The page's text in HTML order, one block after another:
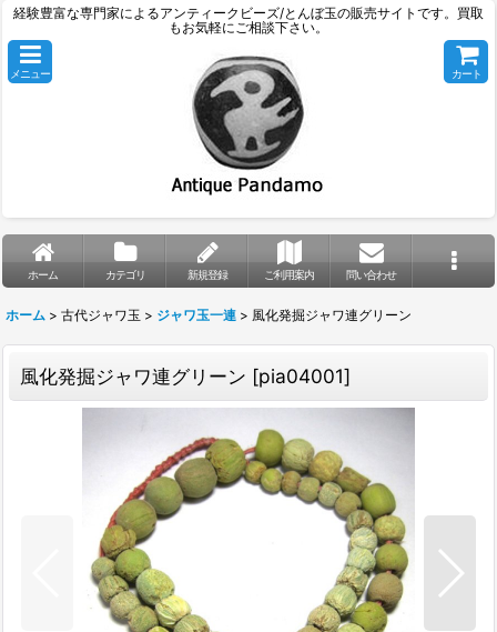
経験豊富な専門家によるアンティークビーズ/とんぼ玉の販売サイトです。買取
もお気軽にご相談下さい。
メニュー カート
ホーム カテゴリ 新規登録 ご利用案内 問い合わせ
ホーム > 古代ジャワ玉 > ジャワ玉一連 > 風化発掘ジャワ連グリーン
風化発掘ジャワ連グリーン [pia04001]